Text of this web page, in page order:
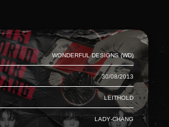
Wonderful Designs (WD)
30/08/2013
Leithold
Lady-Chang